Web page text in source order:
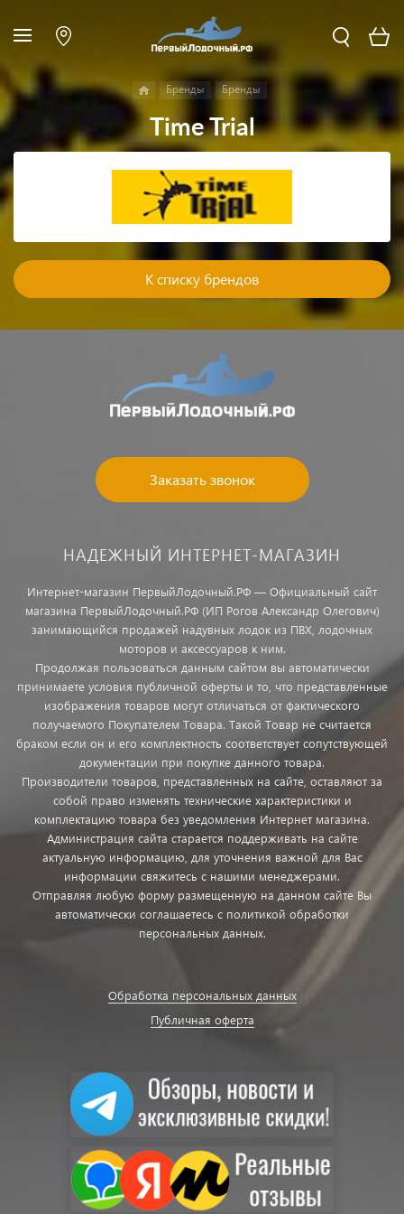
Бренды Бренды
Time Trial
К списку брендов
Заказать звонок
НАДЕЖНЫЙ ИНТЕРНЕТ-МАГАЗИН
Интернет-магазин ПервыйЛодочный.РФ — Официальный сайт
магазина ПервыйЛодочный.РФ (ИП Рогов Александр Олегович)
занимающийся продажей надувных лодок из ПВХ, лодочных
моторов и аксессуаров к ним.
Продолжая пользоваться данным сайтом вы автоматически
принимаете условия публичной оферты и то, что представленные
изображения товаров могут отличаться от фактического
получаемого Покупателем Товара. Такой Товар не считается
браком если он и его комплектность соответствует сопутствующей
документации при покупке данного товара.
Производители товаров, представленных на сайте, оставляют за
собой право изменять технические характеристики и
комплектацию товара без уведомления Интернет магазина.
Администрация сайта старается поддерживать на сайте
актуальную информацию, для уточнения важной для Вас
информации свяжитесь с нашими менеджерами.
Отправляя любую форму размещенную на данном сайте Вы
автоматически соглашаетесь с политикой обработки
персональных данных.
Обработка персональных данных
Публичная оферта